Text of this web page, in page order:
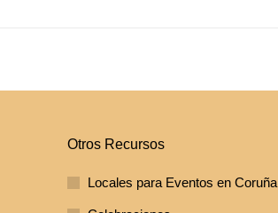
Otros Recursos
Locales para Eventos en Coruña